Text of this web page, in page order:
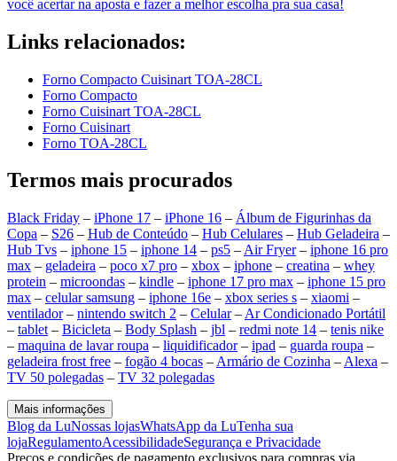
você acertar na aposta e fazer a melhor escolha pra sua casa!
Links relacionados:
Forno Compacto Cuisinart TOA-28CL
Forno Compacto
Forno Cuisinart TOA-28CL
Forno Cuisinart
Forno TOA-28CL
Termos mais procurados
Black Friday – iPhone 17 – iPhone 16 – Álbum de Figurinhas da
Copa – S26 – Hub de Conteúdo – Hub Celulares – Hub Geladeira –
Hub Tvs – iphone 15 – iphone 14 – ps5 – Air Fryer– iphone 16 pro
max – geladeira – poco x7 pro – xbox – iphone – creatina – whey
protein – microondas – kindle – iphone 17 pro max – iphone 15 pro
max – celular samsung – iphone 16e – xbox series s – xiaomi –
ventilador– nintendo switch 2 – Celular– Ar Condicionado Portátil
– tablet – Bicicleta – Body Splash – jbl – redmi note 14 – tenis nike
– maquina de lavar roupa – liquidificador– ipad – guarda roupa –
geladeira frost free – fogão 4 bocas – Armário de Cozinha – Alexa –
TV 50 polegadas – TV 32 polegadas
Mais informações
Blog da LuNossas lojasWhatsApp da LuTenha sua
lojaRegulamentoAcessibilidadeSegurança e Privacidade